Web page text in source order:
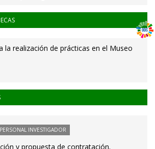
la realización de prácticas en el Museo
INVESTIGADOR
y propuesta de contratación.